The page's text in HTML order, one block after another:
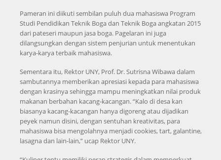
Pameran ini diikuti sembilan puluh dua mahasiswa Program
Studi Pendidikan Teknik Boga dan Teknik Boga angkatan 2015
dari pateseri maupun jasa boga. Pagelaran ini juga
dilangsungkan dengan sistem penjurian untuk menentukan
karya-karya terbaik mahasiswa.
Sementara itu, Rektor UNY, Prof. Dr. Sutrisna Wibawa dalam
sambutannya memberikan apresiasi kepada para mahasiswa
dengan krasinya sehingga mampu meningkatkan nilai produk
makanan berbahan kacang-kacangan. “Kalo di desa kan
biasanya kacang-kacangan hanya digoreng atau dijadikan
peyek namun disini, dengan sentuhan kreativitas, para
mahasiswa bisa mengolahnya menjadi cookies, tart, galantine,
lasagna dan lain-lain,” ucap Rektor UNY.